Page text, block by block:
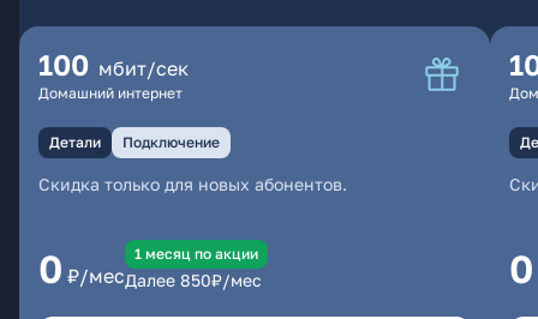
100 мбит/сек
Домашний интернет
Детали Подключение
Скидка только для новых абонентов.
0 ₽/мес
1 месяц по акции
Далее 850₽/мес 0